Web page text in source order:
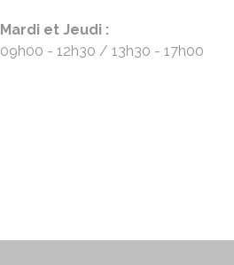
Mardi et Jeudi :
09h00 - 12h30
13h30 - 17h00